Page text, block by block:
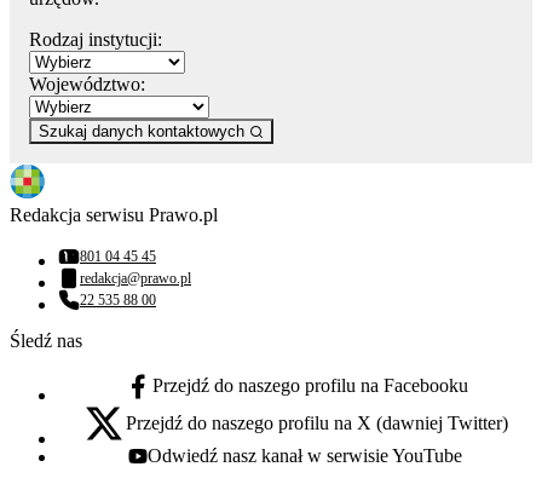
Rodzaj instytucji:
Województwo:
Szukaj danych kontaktowych
Redakcja serwisu Prawo.pl
Numer telefonu:
801 04 45 45
Adres email:
redakcja@prawo.pl
Numer telefonu:
22 535 88 00
Śledź nas
facebook - otwiera się w nowej karcie
Przejdź do naszego profilu na Facebooku
x - otwiera się w nowej karcie
Przejdź do naszego profilu na X (dawniej Twitter)
youtube - otwiera się w nowej karcie
Odwiedź nasz kanał w serwisie YouTube